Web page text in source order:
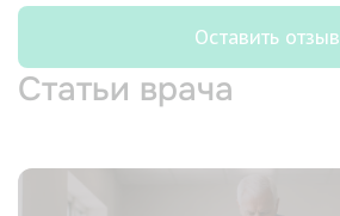
Оставить отзыв
Статьи врача